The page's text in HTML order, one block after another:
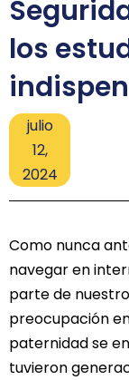
los
julio
12,
2024
Como nunca
navegar en
parte de
preocupación
paternidad se
tuvieron